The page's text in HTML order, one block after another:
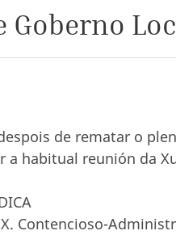
Goberno
de rematar o
a habitual reunión da
Contencioso-